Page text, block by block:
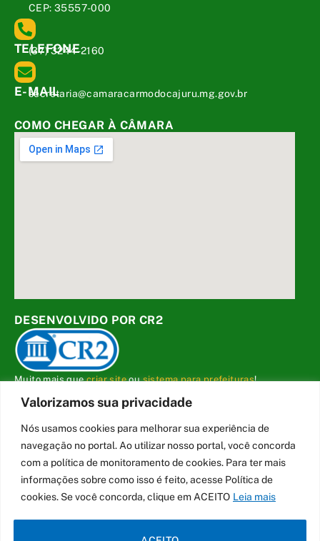
Valorizamos sua privacidade
Nós usamos cookies para melhorar sua experiência de
navegação no portal. Ao utilizar nosso portal, você concorda
com a política de monitoramento de cookies. Para ter mais
informações sobre como isso é feito, acesse Política de
cookies. Se você concorda, clique em ACEITO Leia mais
CEP: 35557-000
TELEFONE
(37) 3244-2160
E-MAIL
secretaria@camaracarmodocajuru.mg.gov.br
COMO CHEGAR À CÂMARA
DESENVOLVIDO POR CR2
Muito mais quecriar siteousistema para prefeituras!
contrato que todas as exigências dasleis de transparência
Conheça oPNTPe oRadar da Transparência Pública